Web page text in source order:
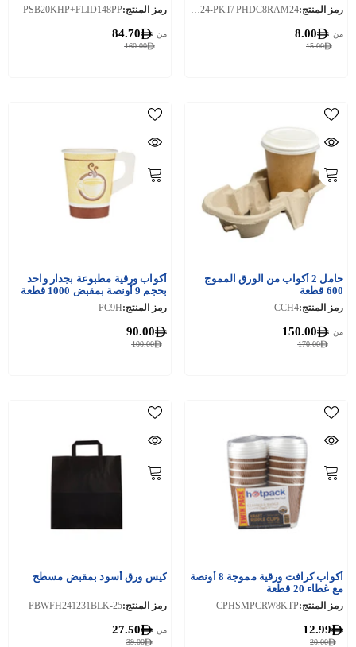
رمز المنتج: PPPHDC8RAM24-PKT/ PHDC8RAM24
15.00
من 8.00
رمز المنتج:PSB20KHP+FLID148PP
160.00
من 84.70
حامل 2 أكواب من الورق المموج
600 قطعة
رمز المنتج:CCH4
170.00
من 150.00
أكواب ورقية مطبوعة بجدار واحد
بحجم 9 أونصة بمقبض 1000 قطعة
رمز المنتج:PC9H
100.00
90.00
أكواب كرافت ورقية مموجة 8 أونصة
مع غطاء 20 قطعة
رمز المنتج:CPHSMPCRW8KTP
20.00
12.99
كيس ورق أسود بمقبض مسطح
رمز المنتج:PBWFH241231BLK-25
39.00
من 27.50